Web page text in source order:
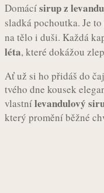
Domácísirup z
sladká pochoutka. Je to
na tělo i duši. Každá
léta, které dokážou
Ať už si ho přidáš do
tvého dne kousek
vlastnílevandulový
který promění běžné